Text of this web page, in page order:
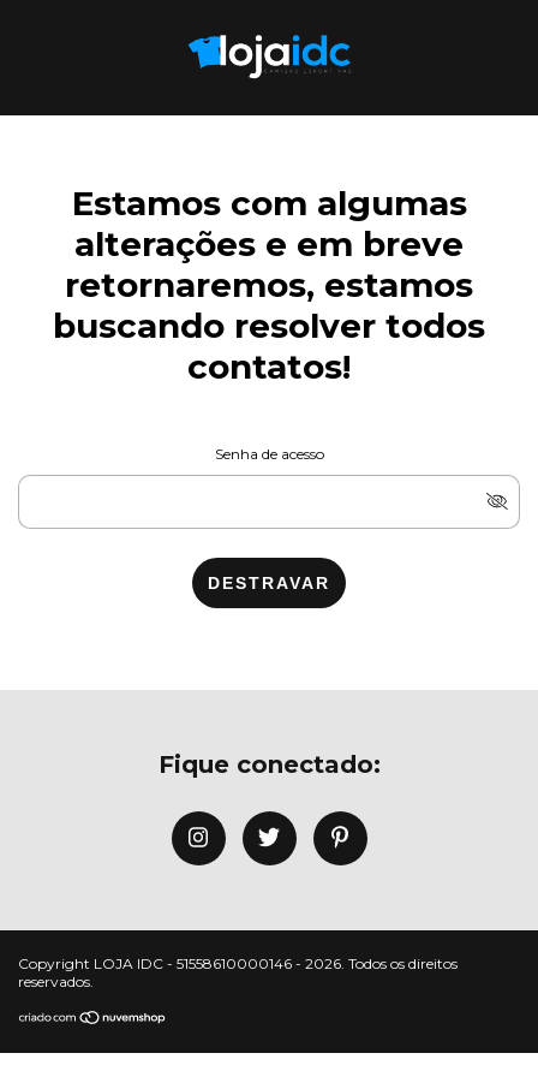
Estamos com algumas
alterações e em breve
retornaremos, estamos
buscando resolver todos
contatos!
Senha de acesso
DESTRAVAR
Fique conectado:
Copyright LOJA IDC - 51558610000146 - 2026. Todos os direitos
reservados.